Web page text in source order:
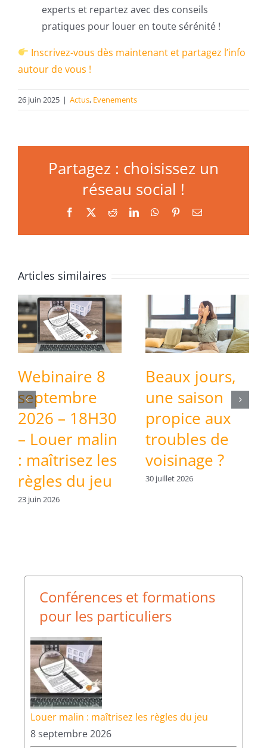
experts et repartez avec des conseils
pratiques pour louer en toute sérénité !
Inscrivez-vous dès maintenant et partagez l’info
autour de vous !
26 juin 2025 | Actus, Evenements
Partagez : choisissez un
réseau social !
Facebook RedditLinkedInWhatsApp
PinterestEmail
Articles similaires
jours,
saison
aux
de
?
juillet 2026
Invitation
gratuite –
Salon de la
Copropriété
et de l’Habitat
: les 4 et 5
Conférences et formations
pour les particuliers
Louer malin : maîtrisez les règles du jeu